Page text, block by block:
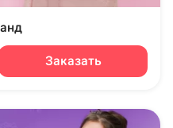
Заказать